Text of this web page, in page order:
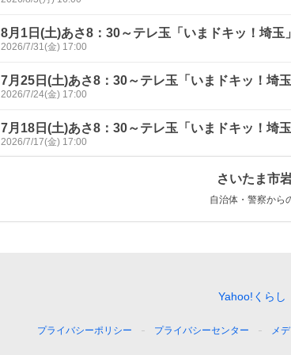
8月1日(土)あさ8：30～テレ玉「いまドキッ！埼玉」
2026/7/31(金) 17:00
7月25日(土)あさ8：30～テレ玉「いまドキッ！埼玉
2026/7/24(金) 17:00
7月18日(土)あさ8：30～テレ玉「いまドキッ！埼玉
2026/7/17(金) 17:00
さいたま市
自治体・警察から
Yahoo!くらし
プライバシーポリシー プライバシーセンター メ